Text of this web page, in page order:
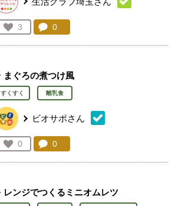
お気に入り登録：
3
人が登録
コメント：
0
まぐろの煮つけ風
すくすく 離乳食
ビオサポさん
お気に入り登録：
0
人が登録
コメント：
0
レンジでつくるミニオムレツ